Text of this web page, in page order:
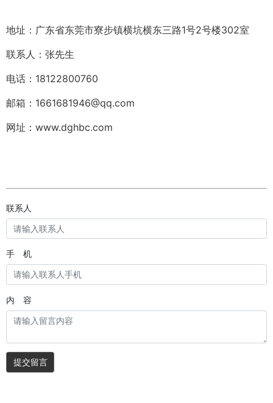
地址：广东省东莞市寮步镇横坑横东三路1号2号楼302室
联系人：张先生
电话：18122800760
邮箱：1661681946@qq.com
网址：www.dghbc.com
联系人
手 机
内 容
提交留言